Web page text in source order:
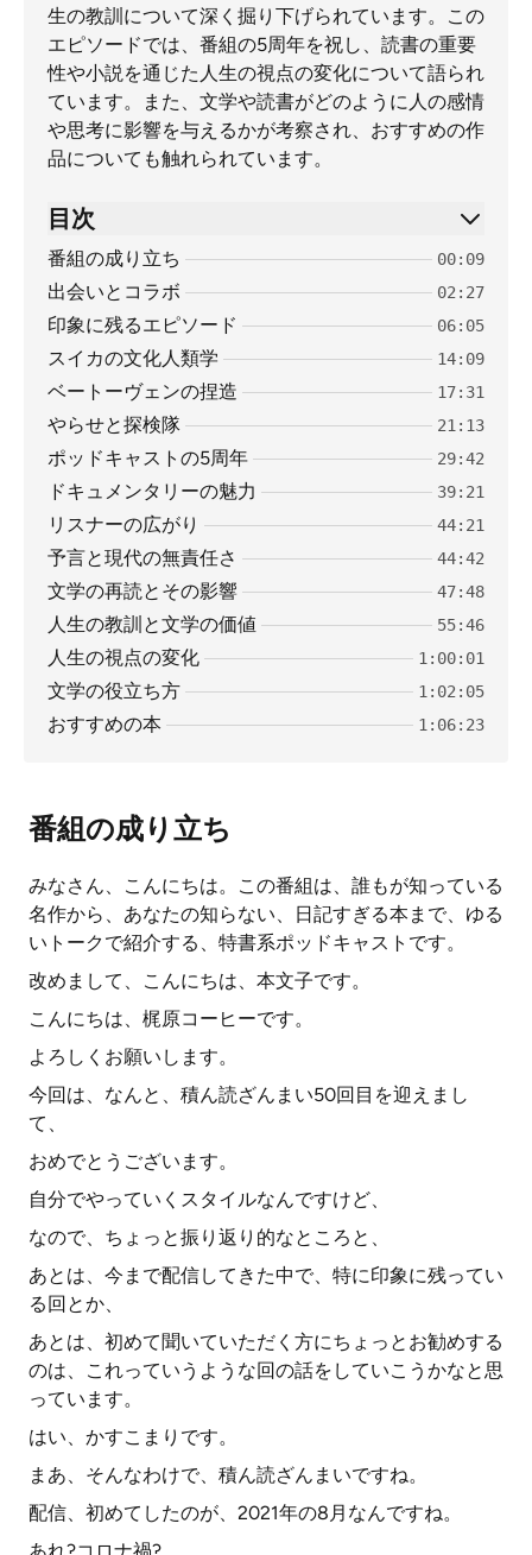
生の教訓について深く掘り下げられています。この
エピソードでは、番組の5周年を祝し、読書の重要
性や小説を通じた人生の視点の変化について語られ
ています。また、文学や読書がどのように人の感情
や思考に影響を与えるかが考察され、おすすめの作
品についても触れられています。
目次
番組の成り立ち 00:09
出会いとコラボ 02:27
印象に残るエピソード 06:05
スイカの文化人類学 14:09
ベートーヴェンの捏造 17:31
やらせと探検隊 21:13
ポッドキャストの5周年 29:42
ドキュメンタリーの魅力 39:21
リスナーの広がり 44:21
予言と現代の無責任さ 44:42
文学の再読とその影響 47:48
人生の教訓と文学の価値 55:46
人生の視点の変化 1:00:01
文学の役立ち方 1:02:05
おすすめの本 1:06:23
番組の成り立ち
みなさん、こんにちは。この番組は、誰もが知っている
名作から、あなたの知らない、日記すぎる本まで、ゆる
いトークで紹介する、特書系ポッドキャストです。
改めまして、こんにちは、本文子です。
こんにちは、梶原コーヒーです。
よろしくお願いします。
今回は、なんと、積ん読ざんまい50回目を迎えまし
て、
おめでとうございます。
自分でやっていくスタイルなんですけど、
なので、ちょっと振り返り的なところと、
あとは、今まで配信してきた中で、特に印象に残ってい
る回とか、
あとは、初めて聞いていただく方にちょっとお勧めする
のは、これっていうような回の話をしていこうかなと思
っています。
はい、かすこまりです。
まあ、そんなわけで、積ん読ざんまいですね。
配信、初めてしたのが、2021年の8月なんですね。